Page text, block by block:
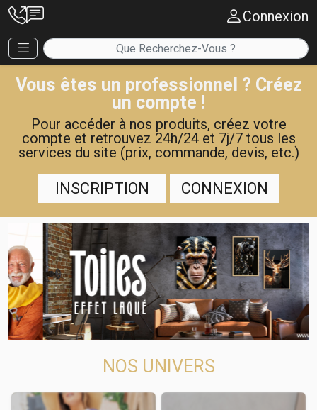
Connexion
Vous êtes un professionnel ? Créez
un compte !
Pour accéder à nos produits, créez votre
compte et retrouvez 24h/24 et 7j/7 tous les
services du site (prix, commande, devis, etc.)
INSCRIPTION CONNEXION
NOS UNIVERS